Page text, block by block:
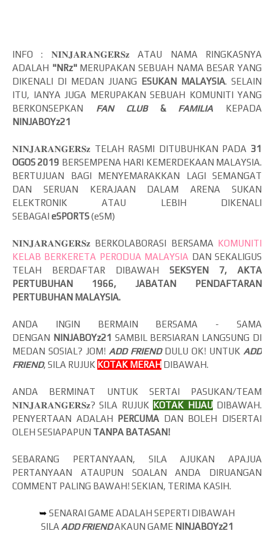
INFO : 𝐍𝐈𝐍𝐉𝐀𝐑𝐀𝐍𝐆𝐄𝐑𝐒𝐳 ATAU NAMA RINGKASNYA
ADALAH "NRz" MERUPAKAN SEBUAH NAMA BESAR YANG
DIKENALI DI MEDAN JUANG ESUKAN MALAYSIA. SELAIN
ITU, IANYA JUGA MERUPAKAN SEBUAH KOMUNITI YANG
BERKONSEPKAN FAN CLUB & FAMILIA
KEPADA
NINJABOYz21
𝐍𝐈𝐍𝐉𝐀𝐑𝐀𝐍𝐆𝐄𝐑𝐒𝐳 TELAH RASMI DITUBUHKAN PADA31
OGOS 2019 BERSEMPENA HARI KEMERDEKAAN MALAYSIA.
BERTUJUAN BAGI MENYEMARAKKAN LAGI SEMANGAT
DAN SERUAN KERAJAAN DALAM ARENA SUKAN
ELEKTRONIK ATAU LEBIH DIKENALI
SEBAGAI eSPORTS(eSM)
𝐍𝐈𝐍𝐉𝐀𝐑𝐀𝐍𝐆𝐄𝐑𝐒𝐳 BERKOLABORASI BERSAMA KOMUNITI
KELAB BERKERETA PERODUA MALAYSIA DAN SEKALIGUS
TELAH BERDAFTAR DIBAWAH SEKSYEN 7, AKTA
PERTUBUHAN 1966, JABATAN PENDAFTARAN
PERTUBUHAN MALAYSIA.
ANDA INGIN BERMAIN BERSAMA - SAMA
DENGAN NINJABOYz21 SAMBIL BERSIARAN LANGSUNG DI
MEDAN SOSIAL? JOM! ADD FRIENDDULU OK! UNTUK ADD
FRIEND, SILA RUJUK KOTAK MERAH DIBAWAH.
ANDA BERMINAT UNTUK SERTAI PASUKAN/TEAM
𝐍𝐈𝐍𝐉𝐀𝐑𝐀𝐍𝐆𝐄𝐑𝐒𝐳? SILA RUJUK KOTAK HIJAUDIBAWAH.
PENYERTAAN ADALAH PERCUMA DAN BOLEH DISERTAI
OLEH SESIAPAPUN TANPA BATASAN!
SEBARANG PERTANYAAN, SILA AJUKAN APAJUA
PERTANYAAN ATAUPUN SOALAN ANDA DIRUANGAN
COMMENT PALING BAWAH! SEKIAN, TERIMA KASIH.
➥ SENARAI GAME ADALAH SEPERTI DIBAWAH
SILA ADD FRIENDAKAUN GAME NINJABOYz21